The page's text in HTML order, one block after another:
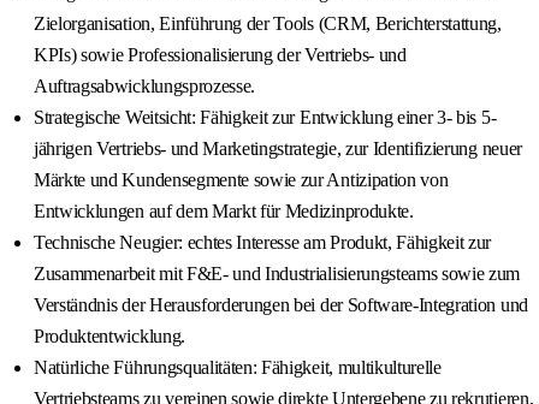
Zielorganisation, Einführung der Tools (CRM, Berichterstattung,
KPIs) sowie Professionalisierung der Vertriebs- und
Auftragsabwicklungsprozesse.
Strategische Weitsicht: Fähigkeit zur Entwicklung einer 3- bis 5-
jährigen Vertriebs- und Marketingstrategie, zur Identifizierung neuer
Märkte und Kundensegmente sowie zur Antizipation von
Entwicklungen auf dem Markt für Medizinprodukte.
Technische Neugier: echtes Interesse am Produkt, Fähigkeit zur
Zusammenarbeit mit F&E- und Industrialisierungsteams sowie zum
Verständnis der Herausforderungen bei der Software-Integration und
Produktentwicklung.
Natürliche Führungsqualitäten: Fähigkeit, multikulturelle
Vertriebsteams zu vereinen sowie direkte Untergebene zu rekrutieren,